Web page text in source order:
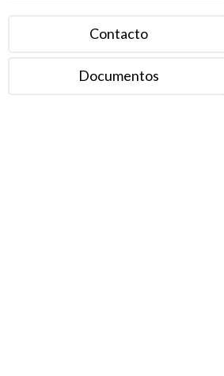
Contacto
Documentos